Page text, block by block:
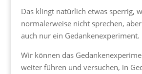
Das klingt natürlich etwas sperrig,
normalerweise nicht sprechen,
auch nur ein Gedankenexperiment.
Wir können das
weiter führen und versuchen, in